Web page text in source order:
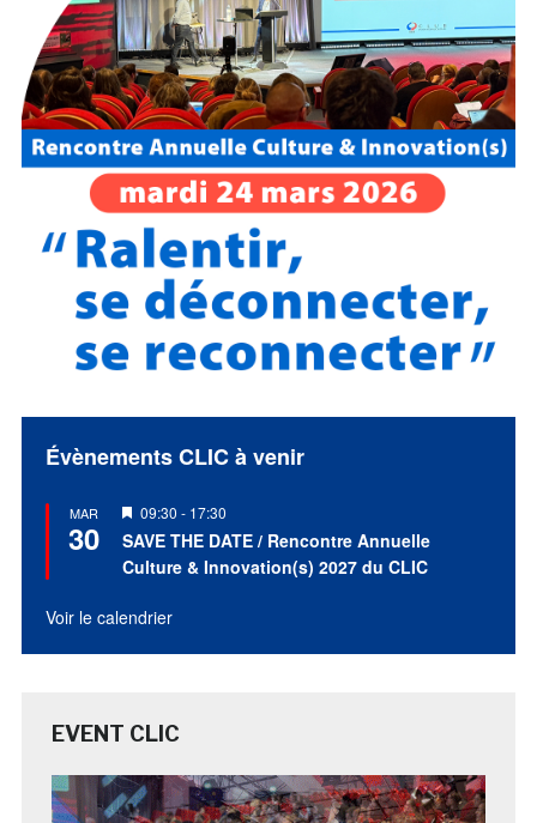
Évènements CLIC à venir
MAR
30
Mis
en
avant
09:30 - 17:30
SAVE THE DATE / Rencontre Annuelle
Culture & Innovation(s) 2027 du CLIC
Voir le calendrier
EVENT CLIC